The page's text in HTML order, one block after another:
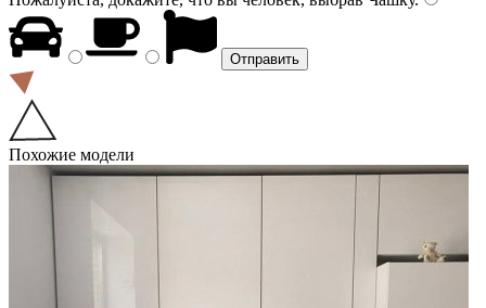
Похожие модели